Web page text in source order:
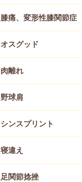
膝痛、変形性膝関節症
オスグッド
肉離れ
野球肩
シンスプリント
寝違え
足関節捻挫